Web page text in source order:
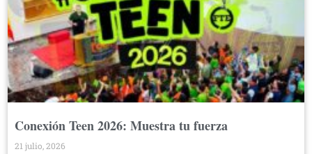
Conexión Teen 2026: Muestra tu fuerza
21 julio, 2026